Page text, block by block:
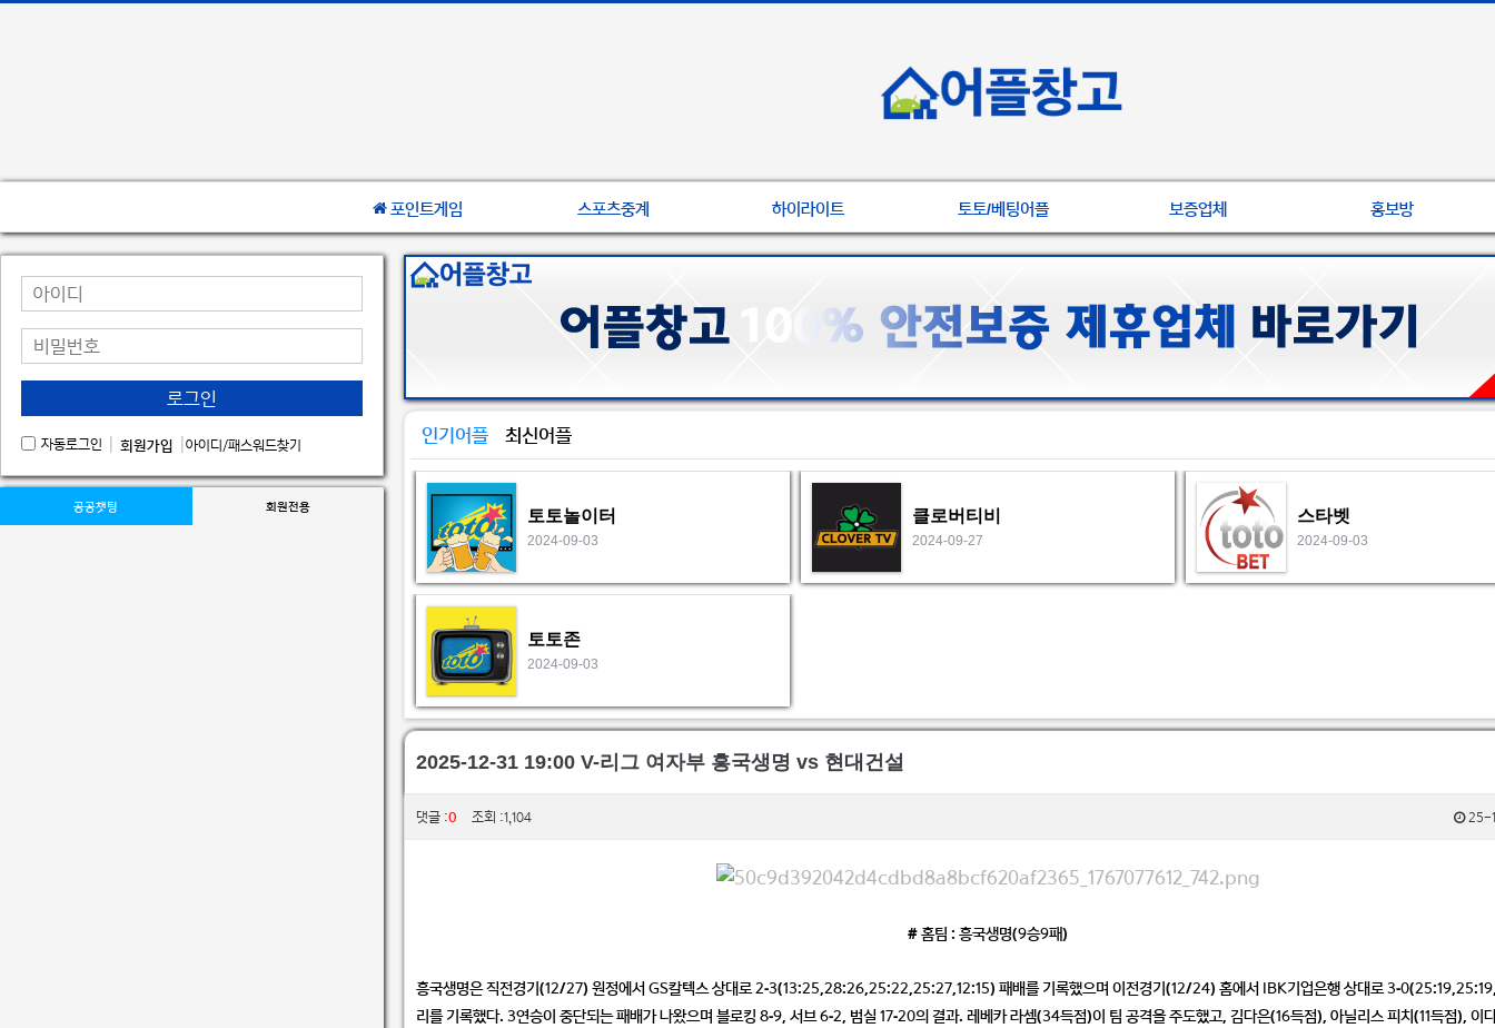
포인트게임 스포츠중계 하이라이트 토토/베팅어플 보증업체 홍보방
로그인
자동로그인 회원가입 아이디/패스워드찾기
공공챗팅 회원전용
인기어플 최신어플
토토놀이터
2024-09-03
클로버티비
2024-09-27
스타벳
2024-09-03
토토존
2024-09-03
2025-12-31 19:00 V-리그 여자부 흥국생명 vs 현대건설
댓글 :0 조회 :1,104 25-
# 홈팀 : 흥국생명(9승9패)
흥국생명은 직전경기(12/27) 원정에서 GS칼텍스 상대로 2-3(13:25,28:26,25:22,25:27,12:15) 패배를 기록했으며 이전경기(12/24) 홈에서 IBK기업은행 상대로 3-
리를 기록했다. 3연승이 중단되는 패배가 나왔으며 블로킹 8-9, 서브 6-2, 범실 17-20의 결과. 레베카 라셈(34득점)이 팀 공격을 주도했고, 김다은(16득점), 아닐리스 피치(11득점), 이